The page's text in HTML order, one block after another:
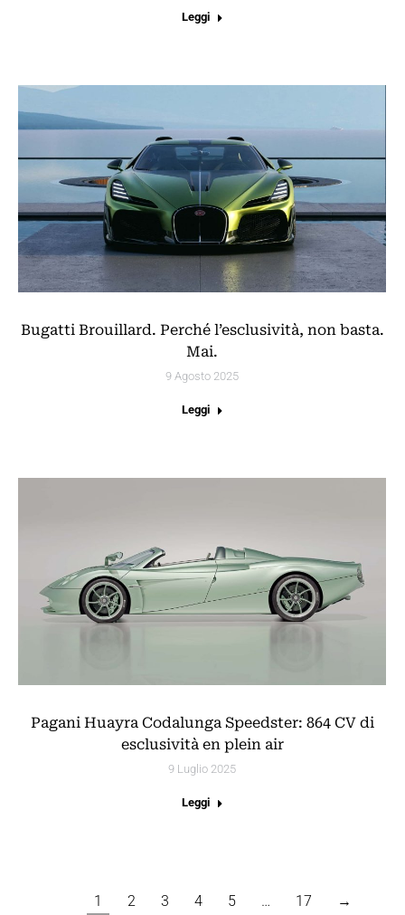
Leggi
Bugatti Brouillard. Perché l’esclusività, non basta.
Mai.
9 Agosto 2025
Leggi
Pagani Huayra Codalunga Speedster: 864 CV di
esclusività en plein air
9 Luglio 2025
Leggi
1 2 3 4 5 … 17 →